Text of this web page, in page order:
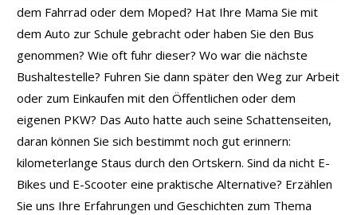
dem Fahrrad oder dem Moped? Hat Ihre Mama Sie mit
dem Auto zur Schule gebracht oder haben Sie den Bus
genommen? Wie oft fuhr dieser? Wo war die nächste
Bushaltestelle? Fuhren Sie dann später den Weg zur Arbeit
oder zum Einkaufen mit den Öffentlichen oder dem
eigenen PKW? Das Auto hatte auch seine Schattenseiten,
daran können Sie sich bestimmt noch gut erinnern:
kilometerlange Staus durch den Ortskern. Sind da nicht E-
Bikes und E-Scooter eine praktische Alternative? Erzählen
Sie uns Ihre Erfahrungen und Geschichten zum Thema